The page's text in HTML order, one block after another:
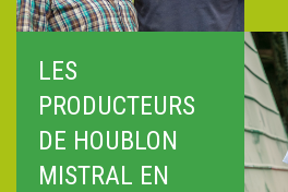
LES
PRODUCTEURS
DE HOUBLON
MISTRAL EN